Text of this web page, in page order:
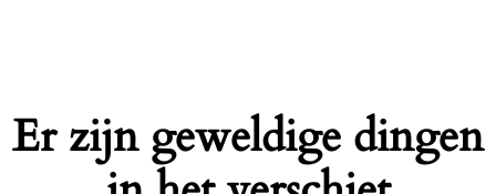
Er zijn geweldige dingen